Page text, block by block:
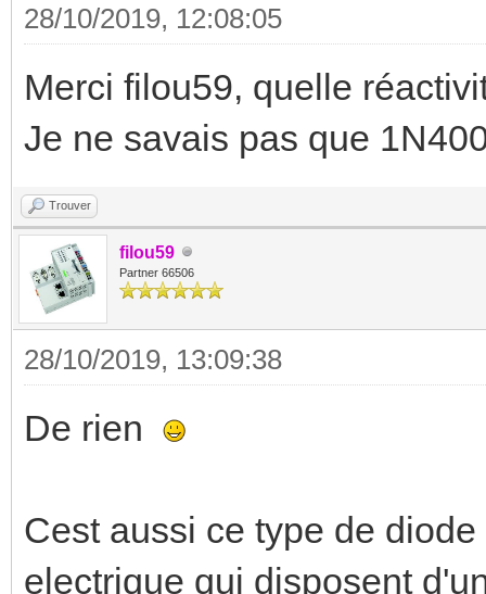
28/10/2019, 12:08:05
Merci filou59, quelle
Je ne savais pas que
Trouver
filou59
Partner 66506
28/10/2019, 13:09:38
De rien
Cest aussi ce type de
electrique qui disposent